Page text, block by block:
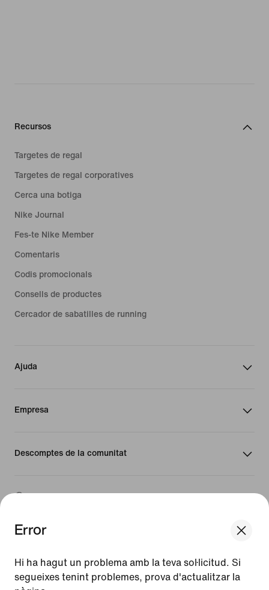
Update your location?
Error
Hi ha hagut un problema amb la teva sol·licitud. Si
segueixes tenint problemes, prova d'actualitzar la
Recursos
Targetes de regal
Targetes de regal corporatives
Cerca una botiga
Nike Journal
Fes-te Nike Member
Comentaris
Codis promocionals
Consells de productes
Cercador de sabatilles de running
Ajuda
Empresa
Descomptes de la comunitat
Condicions d'ús
Condicions de venda